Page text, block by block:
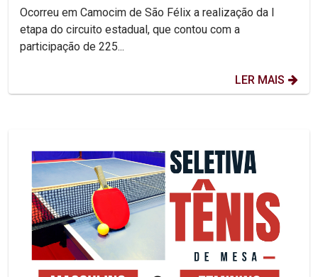
Ocorreu em Camocim de São Félix a realização da I
etapa do circuito estadual, que contou com a
participação de 225...
LER MAIS